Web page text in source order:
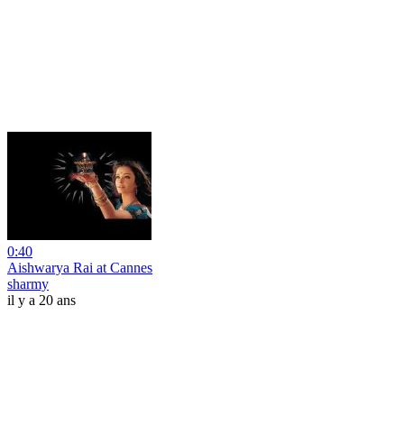
0:40
Aishwarya Rai at Cannes
sharmy
il y a 20 ans